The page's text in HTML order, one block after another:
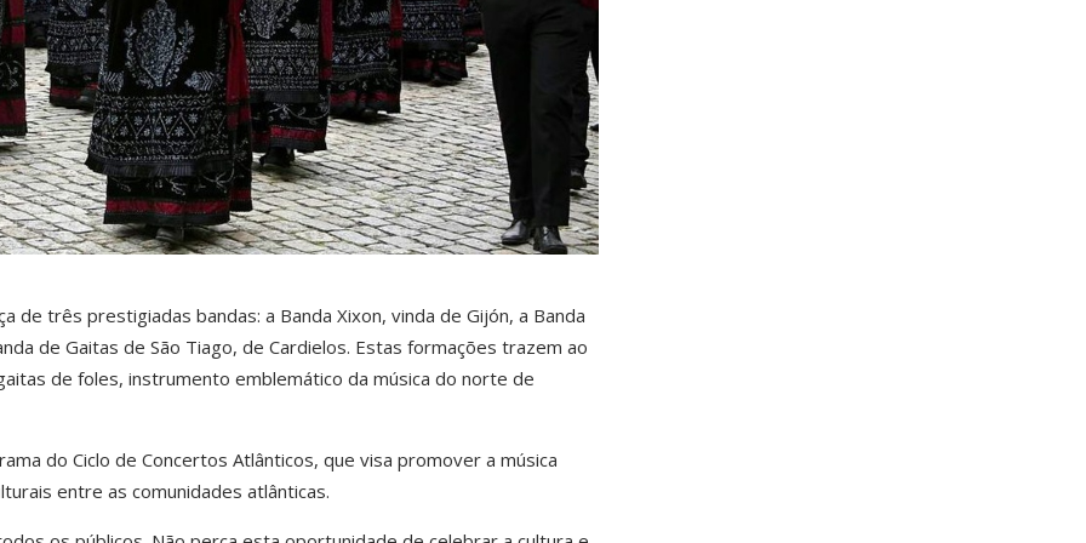
de três prestigiadas bandas: a Banda Xixon, vinda de Gijón, a Banda
de Gaitas de São Tiago, de Cardielos. Estas formações trazem ao
de foles, instrumento emblemático da música do norte de
do Ciclo de Concertos Atlânticos, que visa promover a música
entre as comunidades atlânticas.